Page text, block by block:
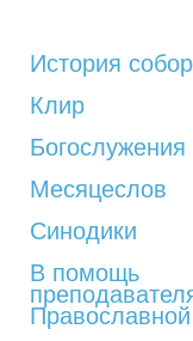
История
Клир
Богослужения
Месяцеслов
Синодики
В помощь
Православной